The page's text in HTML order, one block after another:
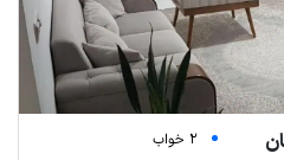
2 خواب